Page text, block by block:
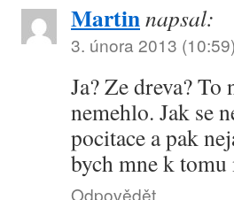
Martinnapsal:
3. února 2013
Ja? Ze dreva?
nemehlo. Jak se
pocitace a pak
bych mne k
Odpovědět